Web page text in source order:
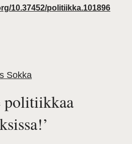
10.37452/politiikka.101896
Sokka
politiikkaa